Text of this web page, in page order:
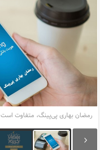
رمضان بهاری پی‌پینگ، متفاوت است